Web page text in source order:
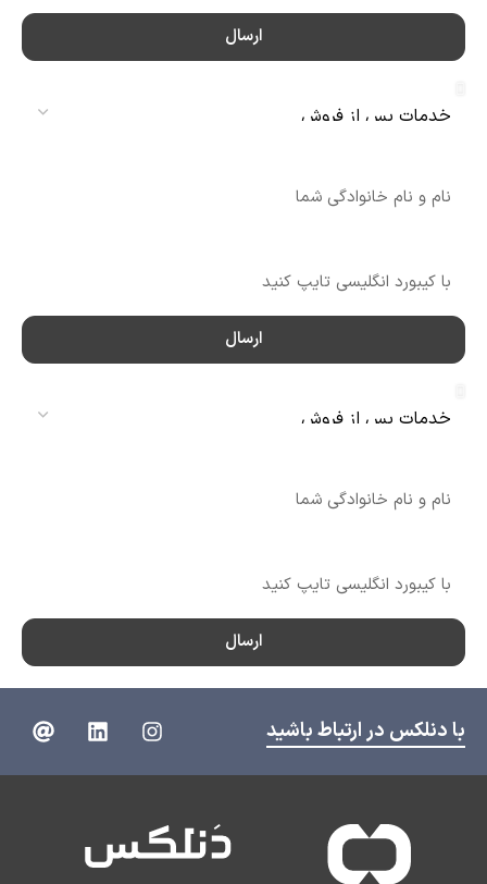
ارسال
ارسال
ارسال
با دنلکس در ارتباط باشید